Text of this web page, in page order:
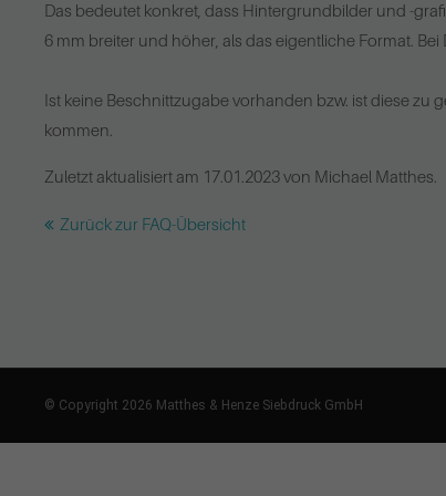
Das bedeutet konkret, dass Hintergrundbilder und -
6 mm breiter und höher, als das eigentliche Format. Bei
Ist keine Beschnittzugabe vorhanden bzw. ist diese
kommen.
Zuletzt aktualisiert am 17.01.2023 von Michael Matthes.
Zurück zur FAQ-Übersicht
© Copyright 2026 Matthes & Henze Siebdruck GmbH